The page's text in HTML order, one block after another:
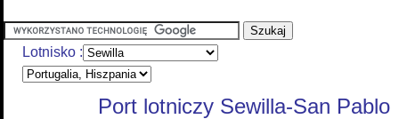
Lotnisko :
Port lotniczy Sewilla-San Pablo